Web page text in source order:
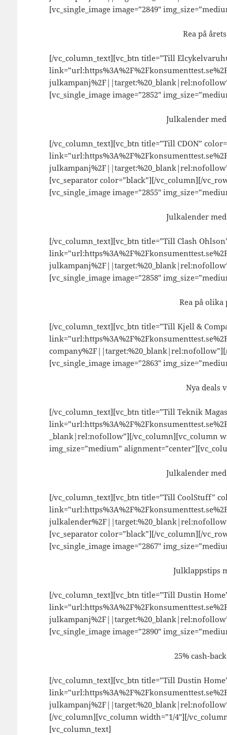
[vc_single_image image=”2849″
Rea på
[/vc_column_text][vc_btn title=”Till
[vc_single_image image=”2852″
Julkalender
[/vc_column_text][vc_btn title=”Till CDON”
[vc_separator color=”black”][/vc_column][/
[vc_single_image image=”2855″
Julkalender
[/vc_column_text][vc_btn title=”Till Clash
[vc_single_image image=”2858″
Rea på
[/vc_column_text][vc_btn title=”Till Kjell &
[vc_single_image image=”2863″
Nya deals
[/vc_column_text][vc_btn title=”Till Teknik
_blank|rel:nofollow”][/vc_column][vc_column
img_size=”medium”
Julkalender
[/vc_column_text][vc_btn title=”Till CoolStuff”
[vc_separator color=”black”][/vc_column][/
[vc_single_image image=”2867″
Julklappstips
[/vc_column_text][vc_btn title=”Till Dustin
[vc_single_image image=”2890″
25% cash-
[/vc_column_text][vc_btn title=”Till Dustin
[/vc_column][vc_column width=”1/4″][/
[vc_column_text]